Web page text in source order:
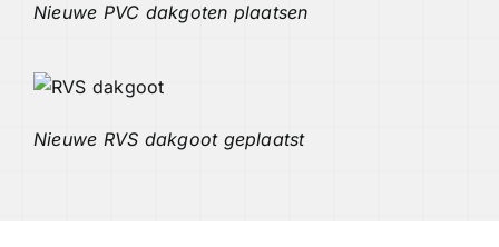
Nieuwe PVC dakgoten plaatsen
Nieuwe RVS dakgoot geplaatst